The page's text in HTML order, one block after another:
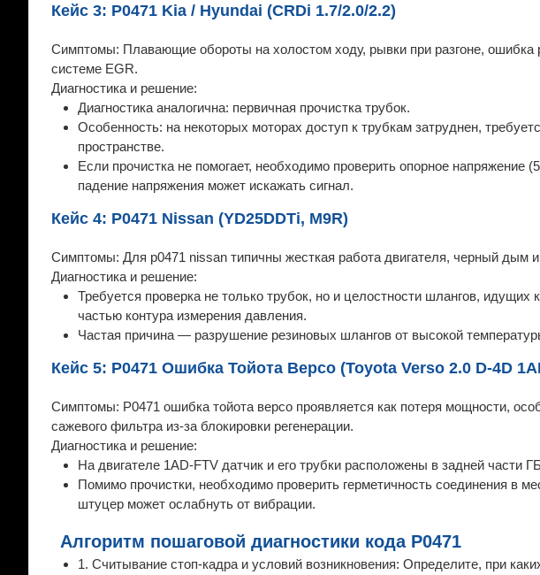
Кейс 3: P0471 Kia / Hyundai (CRDi 1.7/2.0/2.2)
Симптомы: Плавающие обороты на холостом ходу, рывки при разгоне, ошибка
системе EGR.
Диагностика и решение:
Диагностика аналогична: первичная прочистка трубок.
Особенность: на некоторых моторах доступ к трубкам затруднен,
пространстве.
Если прочистка не помогает, необходимо проверить опорное напряжение
падение напряжения может искажать сигнал.
Кейс 4: P0471 Nissan (YD25DDTi, M9R)
Симптомы: Для p0471 nissan типичны жесткая работа двигателя, черный дым
Диагностика и решение:
Требуется проверка не только трубок, но и целостности шлангов, идущих
частью контура измерения давления.
Частая причина — разрушение резиновых шлангов от высокой
Кейс 5: P0471 Ошибка Тойота Версо (Toyota Verso 2.0 D-4D
Симптомы: P0471 ошибка тойота версо проявляется как потеря мощности,
сажевого фильтра из-за блокировки регенерации.
Диагностика и решение:
На двигателе 1AD-FTV датчик и его трубки расположены в задней части
Помимо прочистки, необходимо проверить герметичность соединения в
штуцер может ослабнуть от вибрации.
Алгоритм пошаговой диагностики кода P0471
1. Считывание стоп-кадра и условий возникновения: Определите, при